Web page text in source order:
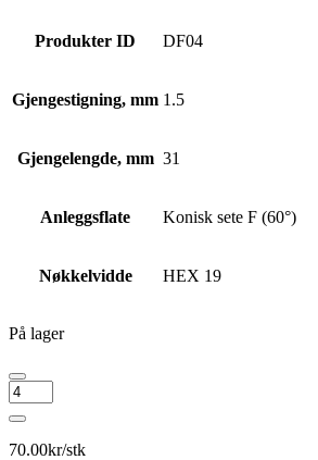
Produkter ID DF04
Gjengestigning, mm 1.5
Gjengelengde, mm 31
Anleggsflate Konisk sete F (60°)
Nøkkelvidde HEX 19
På lager
NUT
FORD
HEX19
12X1.5X31
70.00kr/stk